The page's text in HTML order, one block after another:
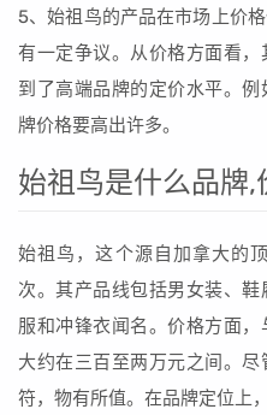
5、始祖鸟的产品在市场上价
有一定争议。从价格方面看
到了高端品牌的定价水平。
牌价格要高出许多。
始祖鸟是什么品牌,
始祖鸟，这个源自加拿大的
次。其产品线包括男女装、
服和冲锋衣闻名。价格方面
大约在三百至两万元之间。
符，物有所值。在品牌定位上